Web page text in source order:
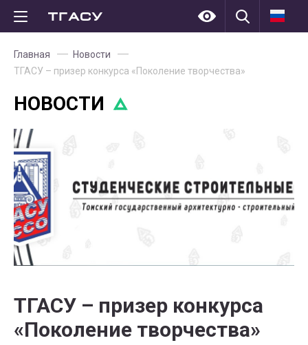
Главная
Новости
ТГАСУ – призер конкурса «Поколение творчества»
НОВОСТИ
ТГАСУ – призер конкурса
«Поколение творчества»